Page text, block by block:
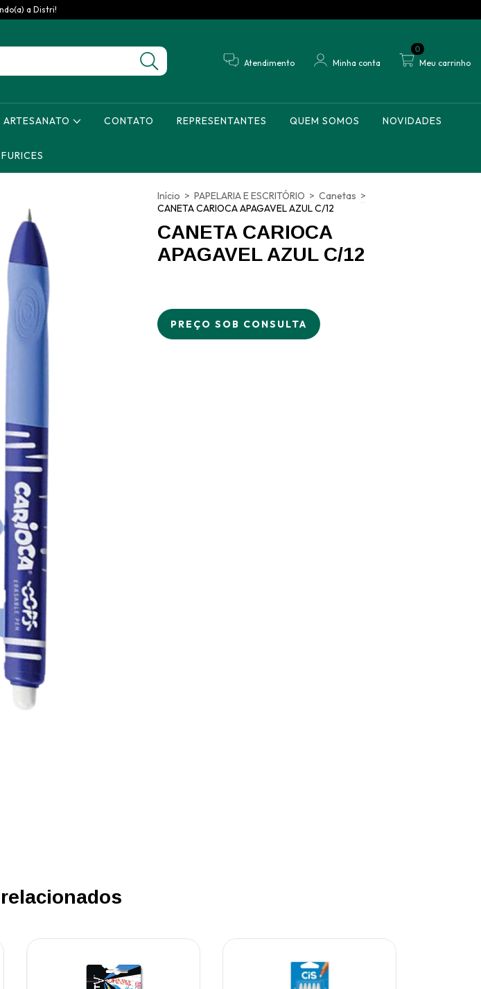
a Distri!
Atendimento Minha conta Meu carrinho
0
ARTESANATO CONTATO REPRESENTANTES QUEM SOMOS NOVIDADES
Início > PAPELARIA E ESCRITÓRIO > Canetas >
CANETA CARIOCA APAGAVEL AZUL C/12
CANETA CARIOCA
APAGAVEL AZUL C/12